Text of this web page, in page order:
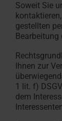
Soweit Sie
gestellten
Bearbeitung
Ihnen zur
1 lit. f)
dem